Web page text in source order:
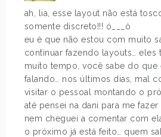
ah, lia, esse layout não está
somente discreto!!! ó___ò
eu é que não estou com muito
continuar fazendo layouts… eles
muito tempo, você sabe do que
falando… nos últimos dias, mal
visitar o pessoal montando o
até pensei na dani para me fazer
nem cheguei a comentar com
o próximo já está feito… quem